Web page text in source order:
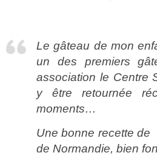
Le gâteau de mon
un des premiers
association le Centre
y être retournée
moments…
Une bonne recette
de Normandie, bien